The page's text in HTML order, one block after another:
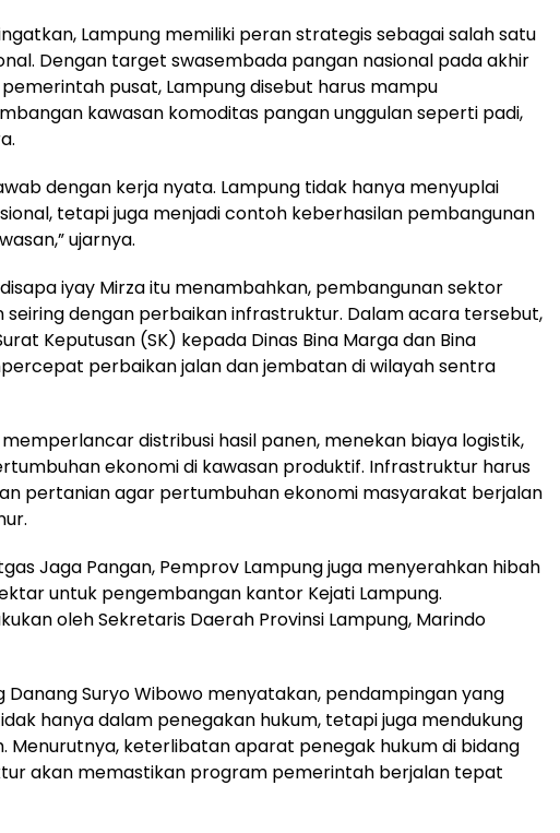
Lampung memiliki peran strategis sebagai salah satu
Dengan target swasembada pangan nasional pada akhir
pusat, Lampung disebut harus mampu
kawasan komoditas pangan unggulan seperti padi,
dengan kerja nyata. Lampung tidak hanya menyuplai
tetapi juga menjadi contoh keberhasilan pembangunan
ujarnya.
iyay Mirza itu menambahkan, pembangunan sektor
seiring dengan perbaikan infrastruktur. Dalam acara tersebut,
Keputusan (SK) kepada Dinas Bina Marga dan Bina
perbaikan jalan dan jembatan di wilayah sentra
distribusi hasil panen, menekan biaya logistik,
ekonomi di kawasan produktif. Infrastruktur harus
pertanian agar pertumbuhan ekonomi masyarakat berjalan
Jaga Pangan, Pemprov Lampung juga menyerahkan hibah
untuk pengembangan kantor Kejati Lampung.
oleh Sekretaris Daerah Provinsi Lampung, Marindo
Danang Suryo Wibowo menyatakan, pendampingan yang
hanya dalam penegakan hukum, tetapi juga mendukung
Menurutnya, keterlibatan aparat penegak hukum di bidang
akan memastikan program pemerintah berjalan tepat